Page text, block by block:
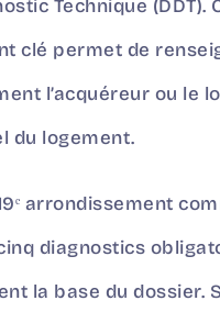
Technique (DDT).
clé permet de
l’acquéreur ou le
du logement.
arrondissement
diagnostics
la base du dossier.